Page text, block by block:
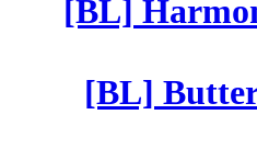
[BL]
[BL]